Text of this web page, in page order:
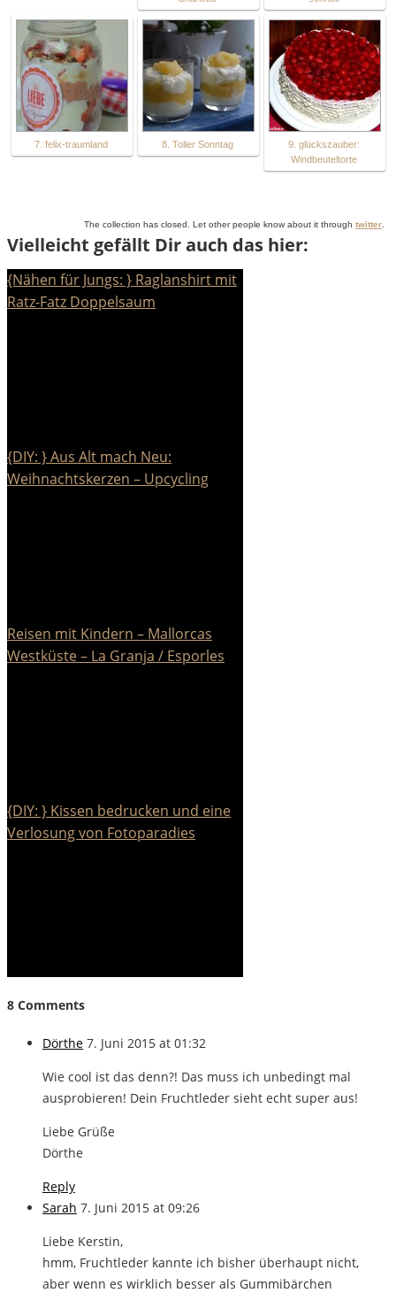
7. felix-traumland 8. Toller Sonntag
9. glückszauber:
Windbeuteltorte
The collection has closed. Let other people know about it through twitter.
Vielleicht gefällt Dir auch das hier:
{Nähen für Jungs: } Raglanshirt mit
Ratz-Fatz Doppelsaum
{DIY: } Aus Alt mach Neu:
Weihnachtskerzen – Upcycling
Reisen mit Kindern – Mallorcas
Westküste – La Granja / Esporles
{DIY: } Kissen bedrucken und eine
Verlosung von Fotoparadies
8 Comments
Dörthe 7. Juni 2015 at 01:32
Wie cool ist das denn?! Das muss ich unbedingt mal
ausprobieren! Dein Fruchtleder sieht echt super aus!
Liebe Grüße
Dörthe
Reply
Sarah 7. Juni 2015 at 09:26
Liebe Kerstin,
hmm, Fruchtleder kannte ich bisher überhaupt nicht,
aber wenn es wirklich besser als Gummibärchen